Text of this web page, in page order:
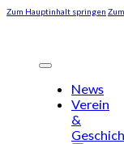
Zum Hauptinhalt springen
News
Verein
&